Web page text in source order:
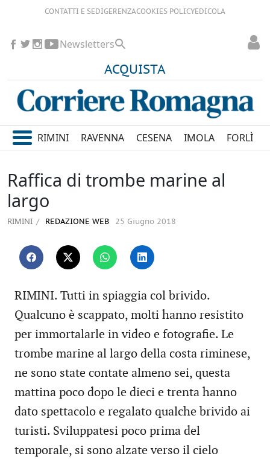
CONTATTI E SEDIGERENZACOOKIES POLICYEDICOLA
ACQUISTA
Newsletters
RIMINI RAVENNA CESENA IMOLA FORLÌ
Raffica di trombe marine al
largo
RIMINI REDAZIONE WEB 25 Giugno 2018
RIMINI. Tutti in spiaggia col brivido.
Qualcuno è scappato, molti hanno resistito
per immortalarle in video e fotografie. Le
trombe marine al largo della costa riminese,
ne sono state contate almeno sei, questa
mattina poco dopo le dieci e trenta hanno
dato spettacolo e regalato qualche brivido ai
turisti. Sviluppatesi poco prima del
temporale, si sono alzate verso il cielo